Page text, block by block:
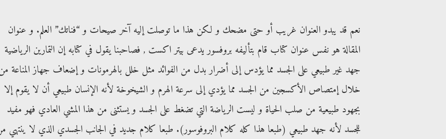
نعم قد يبدو العنوان غريب أو حتى مضحك و لكن هذا ما توصلت إليه آخر صيحات و “فناتك” العلم. و عنوان
المقالة هو نفس عنوان كتاب قام بتأليفه بروفسور يدعى بيتر اكست , فصاحبنا يقول في كتابه إن التمارين الرياضية
جهد غير طبيعي على الجسد مما يؤدس إلى أضرار بدل من الفوائد مثل خلل بالهرمونات و إضعاف جهاز المناعة
خلال إمتصاص الأكسجين من الجسد مما يؤدي إلى سرعة الهرم و الشيخوخة لأنه الإنسان طبيعي أن لا يقوم إلا
بجهود طبيعية من صلب الحياة و ليست الرياضة التي تضغط على الجسد و يستثنى من هذا المشي العادي فهو مفيد
للجسد لأنه جهد طبيعي (طبعا هذا كله كلام البروفوسور). طبعا كلام جديد في الجانب الجسدي الذي لا ينتهي